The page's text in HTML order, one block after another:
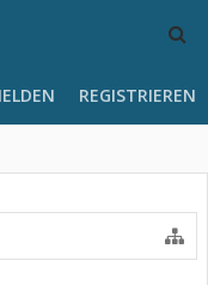
REGISTRIEREN